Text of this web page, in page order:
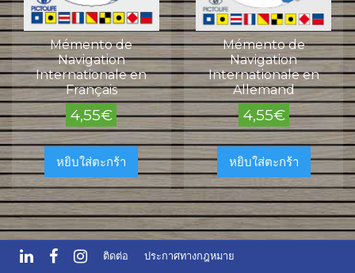
Mémento de
Navigation
Internationale en
Français
4,55€
หยิบใส่ตะกร้า
Mémento de
Navigation
Internationale en
Allemand
4,55€
หยิบใส่ตะกร้า
ติดต่อ ประกาศทางกฎหมาย